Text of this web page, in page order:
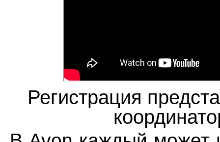
Регистрация